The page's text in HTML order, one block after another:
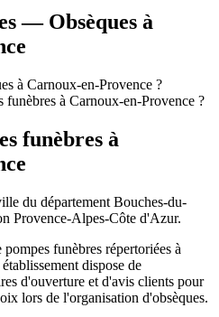
— Obsèques à
à Carnoux-en-Provence ?
funèbres à Carnoux-en-Provence ?
funèbres à
du département Bouches-du-
Provence-Alpes-Côte d'Azur.
pompes funèbres répertoriées à
dispose de
d'ouverture et d'avis clients pour
lors de l'organisation d'obsèques.